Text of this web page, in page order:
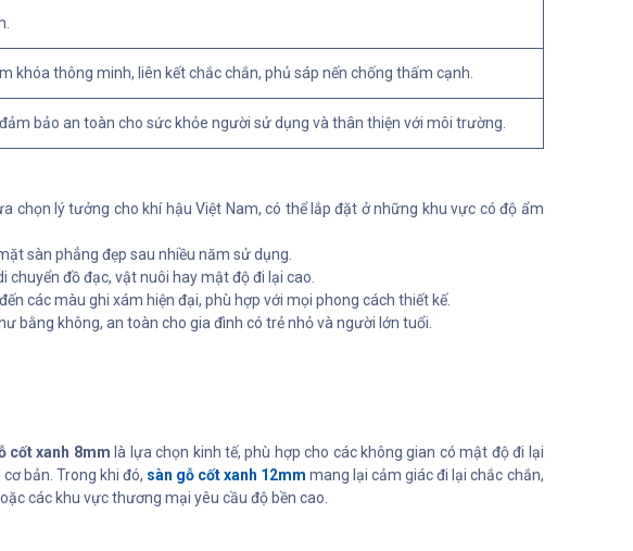
khóa thông minh, liên kết chắc chắn, phủ sáp nến chống thấm cạnh.
đảm bảo an toàn cho sức khỏe người sử dụng và thân thiện với môi trường.
chọn lý tưởng cho khí hậu Việt Nam, có thể lắp đặt ở những khu vực có độ ẩm
sàn phẳng đẹp sau nhiều năm sử dụng.
đồ đạc, vật nuôi hay mật độ đi lại cao.
các màu ghi xám hiện đại, phù hợp với mọi phong cách thiết kế.
bằng không, an toàn cho gia đình có trẻ nhỏ và người lớn tuổi.
cốt xanh 8mm là lựa chọn kinh tế, phù hợp cho các không gian có mật độ đi lại
bản. Trong khi đó, sàn gỗ cốt xanh 12mm mang lại cảm giác đi lại chắc chắn,
các khu vực thương mại yêu cầu độ bền cao.